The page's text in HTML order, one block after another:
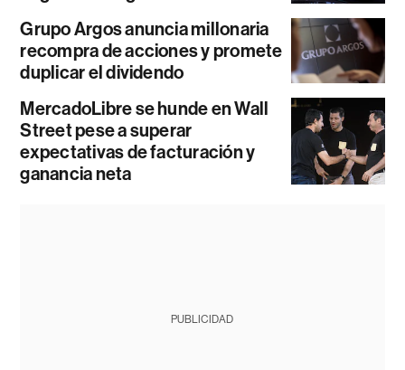
Grupo Argos anuncia millonaria
recompra de acciones y promete
duplicar el dividendo
MercadoLibre se hunde en Wall
Street pese a superar
expectativas de facturación y
ganancia neta
PUBLICIDAD